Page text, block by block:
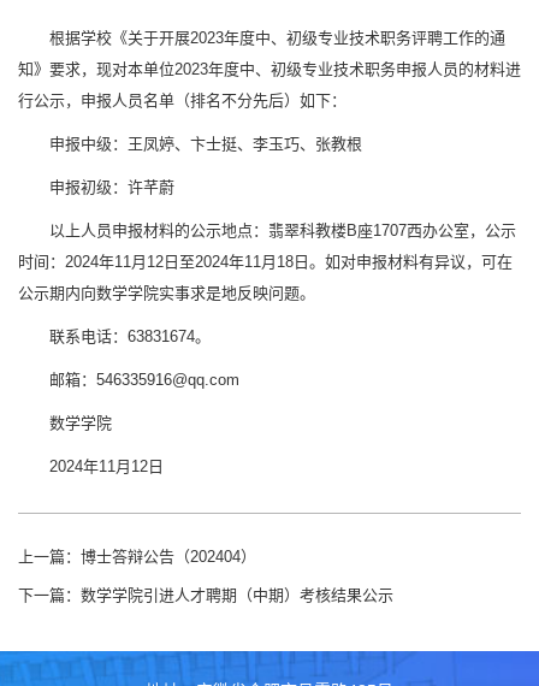
根据学校《关于开展2023年度中、初级专业技术职务评聘工作的通
知》要求，现对本单位2023年度中、初级专业技术职务申报人员的材料进
行公示，申报人员名单（排名不分先后）如下：
申报中级：王凤婷、卞士挺、李玉巧、张教根
申报初级：许芊蔚
以上人员申报材料的公示地点：翡翠科教楼B座1707西办公室，公示
时间：2024年11月12日至2024年11月18日。如对申报材料有异议，可在
公示期内向数学学院实事求是地反映问题。
联系电话：63831674。
邮箱：546335916@qq.com
数学学院
2024年11月12日
上一篇： 博士答辩公告（202404）
下一篇： 数学学院引进人才聘期（中期）考核结果公示